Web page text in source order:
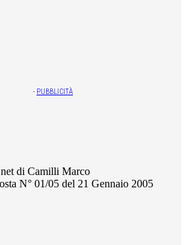
- PUBBLICITÀ
di Camilli Marco
N° 01/05 del 21 Gennaio 2005